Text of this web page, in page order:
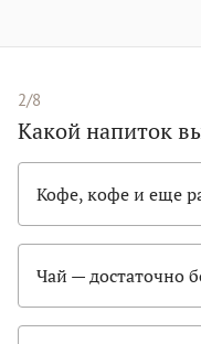
2/8
Какой напиток
Кофе, кофе и еще
Чай — достаточно